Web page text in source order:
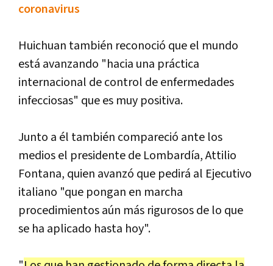
coronavirus
Huichuan también reconoció que el mundo
está avanzando "hacia una práctica
internacional de control de enfermedades
infecciosas" que es muy positiva.
Junto a él también compareció ante los
medios el presidente de Lombardía, Attilio
Fontana, quien avanzó que pedirá al Ejecutivo
italiano "que pongan en marcha
procedimientos aún más rigurosos de lo que
se ha aplicado hasta hoy".